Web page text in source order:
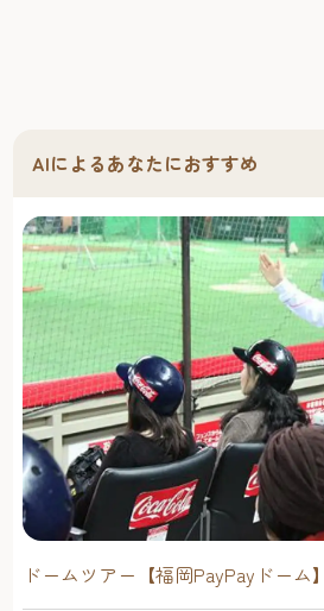
AIによるあなたにおすすめ
ドームツアー【福岡PayPayドーム】